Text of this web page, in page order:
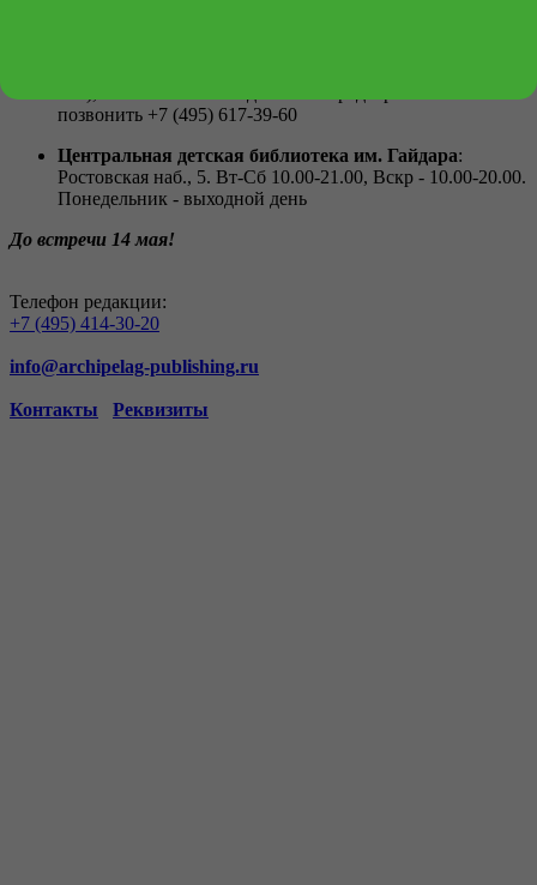
позвонить +7 (495) 617-39-60
Центральная детская библиотека им. Гайдара:
Ростовская наб., 5. Вт-Сб 10.00-21.00, Вскр - 10.00-20.00.
Понедельник - выходной день
До встречи 14 мая!
Телефон редакции:
+7 (495) 414-30-20
info@archipelag-publishing.ru
Контакты Реквизиты